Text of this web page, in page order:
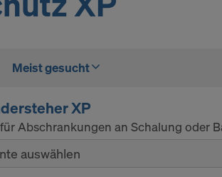
Meist gesucht
XP
Abschrankungen an Schalung oder
auswählen